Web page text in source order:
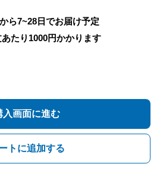
ら7~28日でお届け予定
たり 1000円かかります
入画面に進む
トに追加する